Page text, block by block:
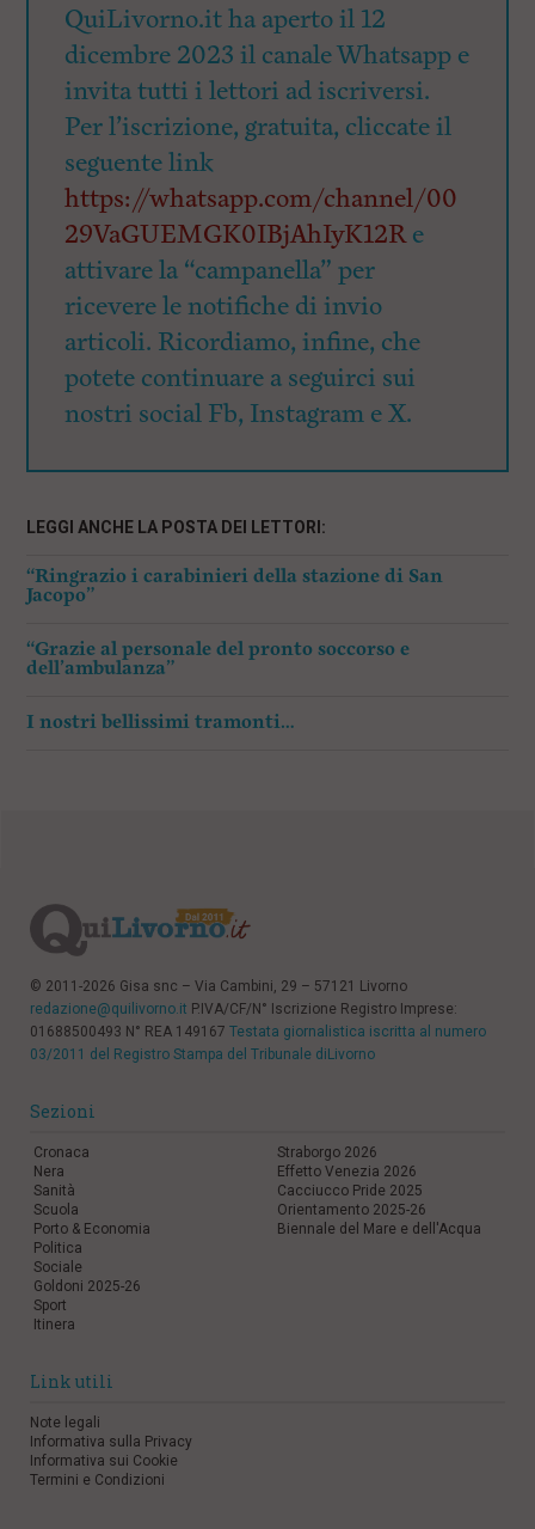
QuiLivorno.it ha aperto il 12
dicembre 2023 il canale Whatsapp e
invita tutti i lettori ad iscriversi.
Per l’iscrizione, gratuita, cliccate il
seguente link
https://whatsapp.com/channel/00
29VaGUEMGK0IBjAhIyK12Re
attivare la “campanella” per
ricevere le notifiche di invio
articoli. Ricordiamo, infine, che
potete continuare a seguirci sui
nostri social Fb, Instagram e X.
LEGGI ANCHE LA POSTA DEI LETTORI:
“Ringrazio i carabinieri della stazione di San
Jacopo”
“Grazie al personale del pronto soccorso e
dell’ambulanza”
I nostri bellissimi tramonti…
© 2011-2026 Gisa snc – Via Cambini, 29 – 57121 Livorno
redazione@quilivorno.it P.IVA/CF/N° Iscrizione Registro Imprese:
01688500493 N° REA 149167 Testata giornalistica iscritta al numero
03/2011 del Registro Stampa del Tribunale diLivorno
Sezioni
Cronaca
Nera
Sanità
Scuola
Porto & Economia
Politica
Sociale
Goldoni 2025-26
Sport
Itinera
Straborgo 2026
Effetto Venezia 2026
Cacciucco Pride 2025
Orientamento 2025-26
Biennale del Mare e dell'Acqua
Link utili
Note legali
Informativa sulla Privacy
Informativa sui Cookie
Termini e Condizioni